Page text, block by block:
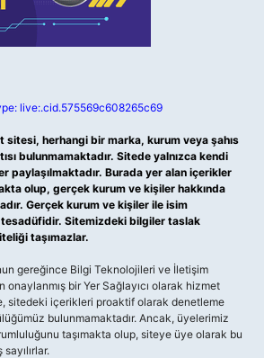
live:.cid.575569c608265c69
sitesi, herhangi bir marka, kurum veya şahıs
bulunmamaktadır. Sitede yalnızca kendi
paylaşılmaktadır. Burada yer alan içerikler
olup, gerçek kurum ve kişiler hakkında
Gerçek kurum ve kişiler ile isim
Sitemizdeki bilgiler taslak
taşımazlar.
gereğince Bilgi Teknolojileri ve İletişim
onaylanmış bir Yer Sağlayıcı olarak hizmet
sitedeki içerikleri proaktif olarak denetleme
bulunmamaktadır. Ancak, üyelerimiz
taşımakta olup, siteye üye olarak bu